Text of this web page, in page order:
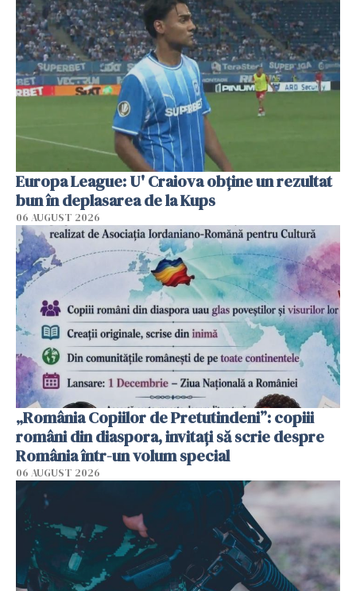
Europa League: U' Craiova obține un rezultat
bun în deplasarea de la Kups
06 AUGUST 2026
„România Copiilor de Pretutindeni”: copiii
români din diaspora, invitați să scrie despre
România într-un volum special
06 AUGUST 2026